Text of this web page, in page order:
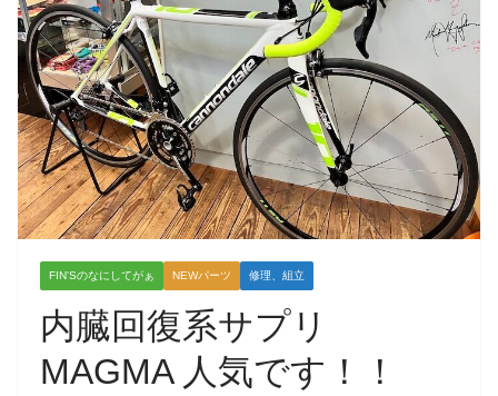
FIN'Sのなにしてがぁ NEWパーツ 修理、組立
内臓回復系サプリ
MAGMA 人気です！！